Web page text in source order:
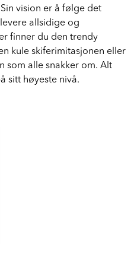
vision er å følge det
allsidige og
finner du den trendy
kule skiferimitasjonen eller
som alle snakker om. Alt
sitt høyeste nivå.